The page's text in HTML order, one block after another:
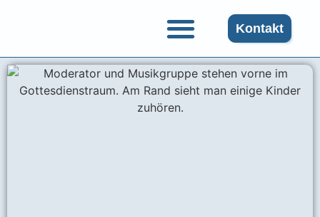
Kontakt